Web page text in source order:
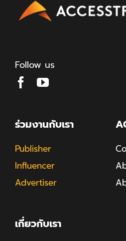
Follow us
ร่วมงานกับเรา
Publisher
Influencer
Advertiser
เกี่ยวกับเรา